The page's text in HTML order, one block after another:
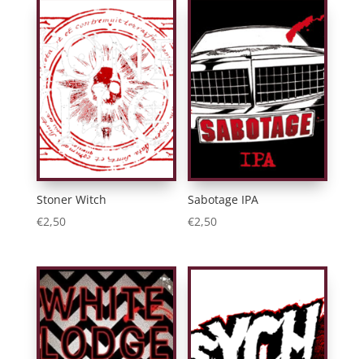
Stoner Witch
€2,50
Sabotage IPA
€2,50